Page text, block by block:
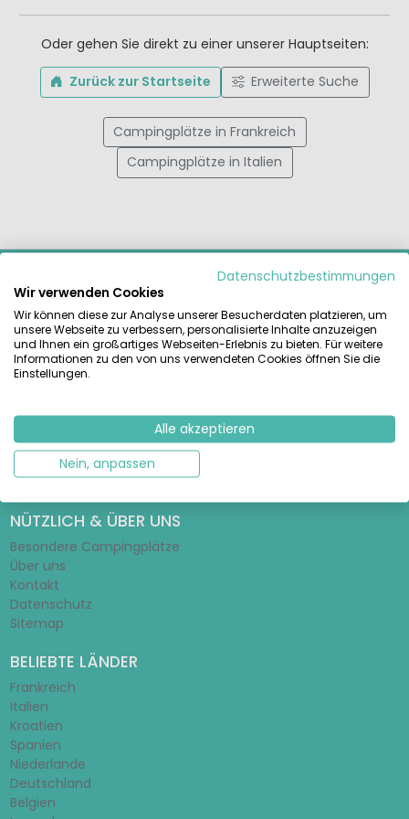
Oder gehen Sie direkt zu einer unserer Hauptseiten:
Zurück zur Startseite Erweiterte Suche
Campingplätze in Frankreich
Campingplätze in Italien
Mietzelten, Mobilheimen und Glamping-Unterkünften auf
den schönsten Campingplätzen Europas. Zuverlässig direkt
beim Anbieter buchen.
Zelt-Ratgeber
Mobilheim-Ratgeber
Schulferien 2026/2027
NÜTZLICH & ÜBER UNS
Besondere Campingplätze
Über uns
Kontakt
Datenschutz
Sitemap
BELIEBTE LÄNDER
Frankreich
Italien
Kroatien
Spanien
Niederlande
Deutschland
Belgien
Datenschutzbestimmungen
Wir verwenden Cookies
Wir können diese zur Analyse unserer Besucherdaten platzieren, um
unsere Webseite zu verbessern, personalisierte Inhalte anzuzeigen
und Ihnen ein großartiges Webseiten-Erlebnis zu bieten. Für weitere
Informationen zu den von uns verwendeten Cookies öffnen Sie die
Einstellungen.
Alle akzeptieren
Nein, anpassen